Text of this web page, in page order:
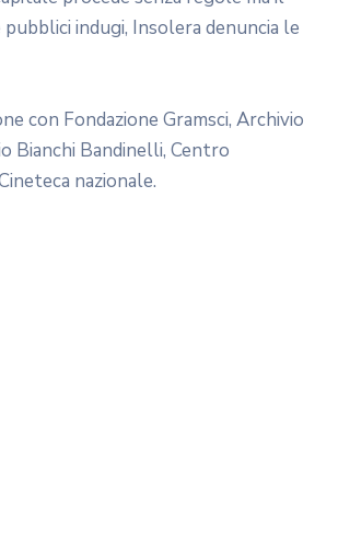
indugi, Insolera denuncia le
con Fondazione Gramsci, Archivio
Bianchi Bandinelli, Centro
nazionale.